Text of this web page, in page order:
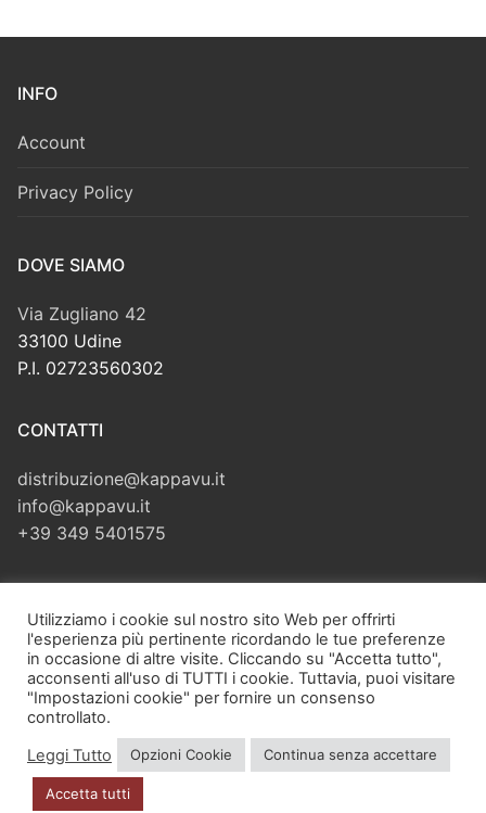
INFO
Account
Privacy Policy
DOVE SIAMO
Via Zugliano 42
33100 Udine
P.I. 02723560302
CONTATTI
distribuzione@kappavu.it
info@kappavu.it
+39 349 5401575
Cerca:
Copyright © 2026 Kappa Vu di Velliscig Giuliano – Via Zugliano,
42 – 33100 Udine (UD) – P.I. 02723560302 – PEC:
Utilizziamo i cookie sul nostro sito Web per offrirti
l'esperienza più pertinente ricordando le tue preferenze
in occasione di altre visite. Cliccando su "Accetta tutto",
acconsenti all'uso di TUTTI i cookie. Tuttavia, puoi visitare
"Impostazioni cookie" per fornire un consenso
controllato.
Leggi Tutto
Opzioni Cookie Continua senza accettare
Accetta tutti